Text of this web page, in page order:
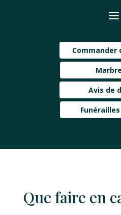
Commander
Avis de
Que faire en